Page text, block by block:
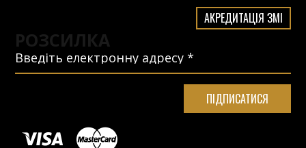
АКРЕДИТАЦІЯ ЗМІ
РОЗСИЛКА